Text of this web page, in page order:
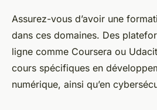
Assurez-vous d’avoir une
dans ces domaines. Des
ligne comme Coursera ou
cours spécifiques en
numérique, ainsi qu’en